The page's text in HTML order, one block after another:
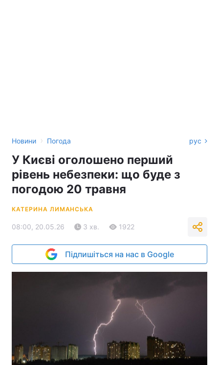
Новини › Погода рус
У Києві оголошено перший
рівень небезпеки: що буде з
погодою 20 травня
КАТЕРИНА ЛИМАНСЬКА
08:00, 20.05.26 3 хв. 1922
Підпишіться на нас в Google